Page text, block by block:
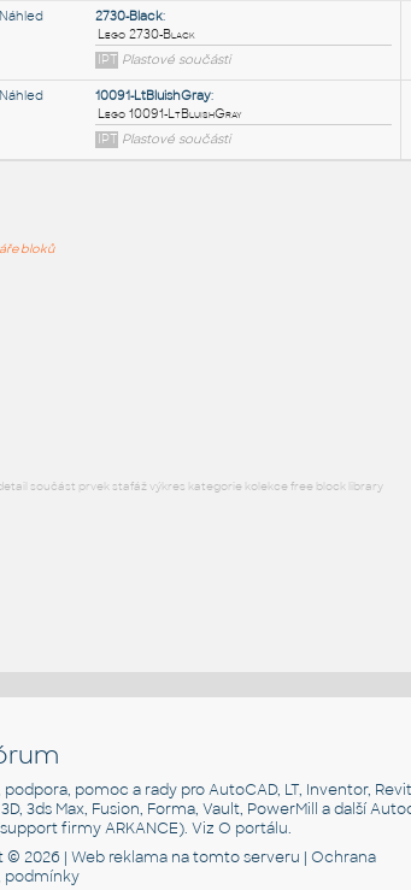
bloků
součást prvek stafáž výkres kategorie kolekce free block library
podpora, pomoc a rady pro AutoCAD, LT, Inventor,
3ds Max, Fusion, Forma, Vault, PowerMill a další
firmy ARKANCE). VizO portálu.
© 2026 |Web reklama na tomto serveru |Ochrana
podmínky